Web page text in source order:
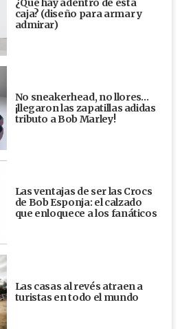
¿Qué hay adentro de esta
caja? (diseño para armar y
admirar)
No sneakerhead, no llores…
¡llegaron las zapatillas adidas
tributo a Bob Marley!
Las ventajas de ser las Crocs
de Bob Esponja: el calzado
que enloquece a los fanáticos
Las casas al revés atraen a
turistas en todo el mundo